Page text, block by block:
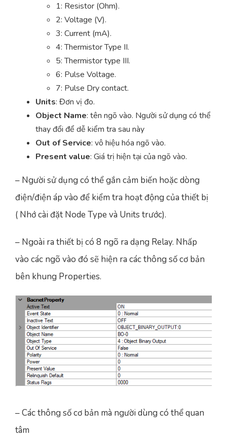
1: Resistor (Ohm).
2: Voltage (V).
3: Current (mA).
4: Thermistor Type II.
5: Thermistor type III.
6: Pulse Voltage.
7: Pulse Dry contact.
Units: Đơn vị đo.
Object Name: tên ngõ vào. Người sử dụng có thể
thay đổi để dễ kiểm tra sau này
Out of Service: vô hiệu hóa ngõ vào.
Present value: Giá trị hiện tại của ngõ vào.
– Người sử dụng có thể gắn cảm biến hoặc dòng
điện/điện áp vào để kiểm tra hoạt động của thiết bị
( Nhớ cài đặt Node Type và Units trước).
– Ngoài ra thiết bị có 8 ngõ ra dạng Relay. Nhấp
vào các ngõ vào đó sẽ hiện ra các thông số cơ bản
bên khung Properties.
– Các thông số cơ bản mà người dùng có thể quan
tâm